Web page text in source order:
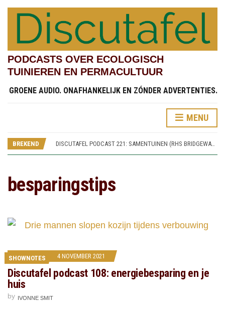
PODCASTS OVER ECOLOGISCH
TUINIEREN EN PERMACULTUUR
GROENE AUDIO. ONAFHANKELIJK EN ZÓNDER ADVERTENTIES.
MENU
BREKEND
DISCUTAFEL PODCAST 221: SAMENTUINEN (RHS BRIDGEWATER 6)
DISCUTAFEL PODCAST 220: SPOREN VAN WORSLEY NEW HALL (RHS BRIDGEWATER 5)
besparingstips
SHOWNOTES 4 NOVEMBER 2021
Discutafel podcast 108: energiebesparing en je
huis
by IVONNE SMIT